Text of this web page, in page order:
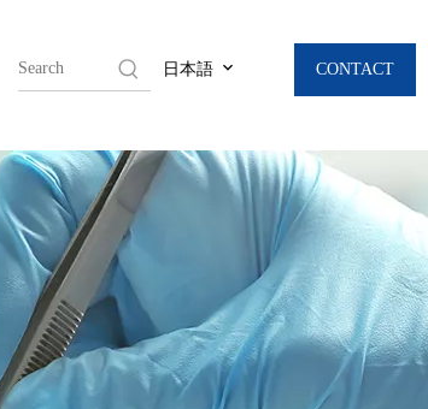
日本語 CONTACT